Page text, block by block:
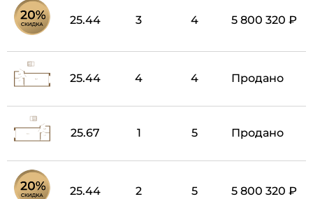
25.44 3 4 5 800 320 ₽
25.44 4 4 Продано
25.67 1 5 Продано
25.44 2 5 5 800 320 ₽